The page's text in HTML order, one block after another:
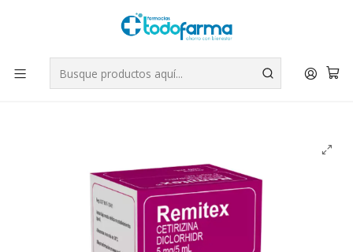
Tus compras tienen envío GRATIS por Rappi - Atención exclusiva
para Chile | WhatsApp +56
Leer más
Inicio Medicamentos
Remitex (B) Cetirizina 5 mg / 5 ml Jarabe 100 ml.